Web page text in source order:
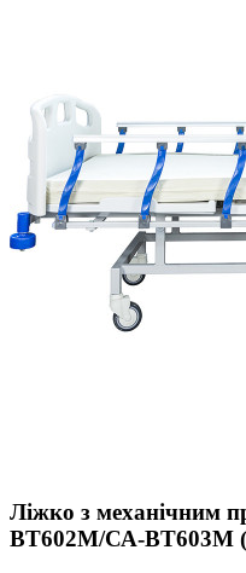
Ліжко з механічним
ВТ602М/СА-ВТ603М